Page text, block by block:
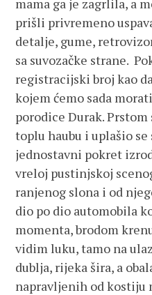
mama ga je zagrlila, a
prišli privremeno
detalje, gume,
sa suvozačke strane.
registracijski broj kao
kojem ćemo sada
porodice Durak.
toplu haubu i uplašio
jednostavni pokret
vreloj pustinjskoj
ranjenog slona i od
dio po dio automobila
momenta, brodom
vidim luku, tamo na
dublja, rijeka šira, a
napravljenih od kostiju